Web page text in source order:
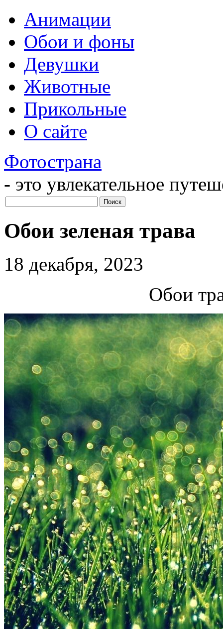
Анимации
Обои и фоны
Девушки
Животные
Прикольные
О сайте
Фотострана
- это увлекательное
Обои зеленая трава
18 декабря, 2023
Обои